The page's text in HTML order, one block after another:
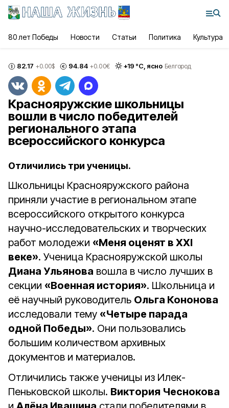
80 лет Победы Новости Статьи Политика Культура
82.17 +0.00$ 94.84 +0.00€ +19 °С, ясно Белгород
Краснояружские школьницы
вошли в число победителей
регионального этапа
всероссийского конкурса
Отличились три ученицы.
Школьницы Краснояружского района
приняли участие в региональном этапе
всероссийского открытого конкурса
научно-исследовательских и творческих
работ молодежи «Меня оценят в ХХI
веке». Ученица Краснояружской школы
Диана Ульянова вошла в число лучших в
секции «Военная история». Школьница и
её научный руководитель Ольга Кононова
исследовали тему «Четыре парада
одной Победы». Они пользовались
большим количеством архивных
документов и материалов.
Отличились также ученицы из Илек-
Пеньковской школы. Виктория Чеснокова